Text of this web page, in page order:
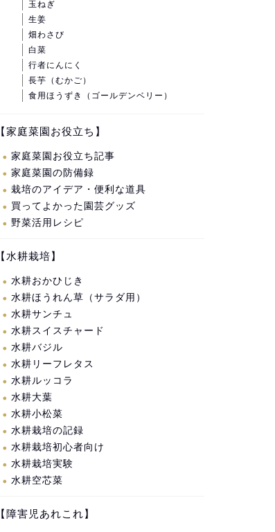
玉ねぎ
生姜
畑わさび
白菜
行者にんにく
長芋（むかご）
食用ほうずき（ゴールデンベリー）
【家庭菜園お役立ち】
家庭菜園お役立ち記事
家庭菜園の防備録
栽培のアイデア・便利な道具
買ってよかった園芸グッズ
野菜活用レシピ
【水耕栽培】
水耕おかひじき
水耕ほうれん草（サラダ用）
水耕サンチュ
水耕スイスチャード
水耕バジル
水耕リーフレタス
水耕ルッコラ
水耕大葉
水耕小松菜
水耕栽培の記録
水耕栽培初心者向け
水耕栽培実験
水耕空芯菜
【障害児あれこれ】